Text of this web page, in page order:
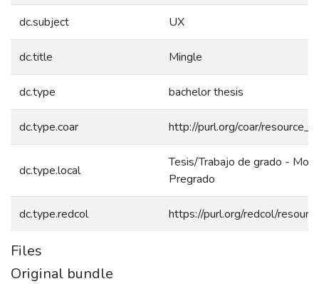
dc.subject UX
dc.title Mingle
dc.type bachelor thesis
dc.type.coar http://purl.org/coar/
dc.type.local
Tesis/Trabajo de grado -
Pregrado
dc.type.redcol https://purl.org/redcol/
Files
Original bundle